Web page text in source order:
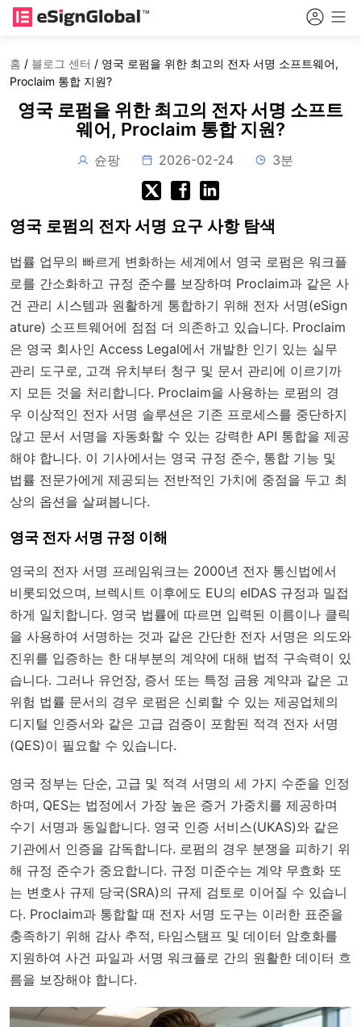
홈 / 블로그 센터 / 영국 로펌을 위한 최고의 전자 서명 소프트웨어,
Proclaim 통합 지원?
영국 로펌을 위한 최고의 전자 서명 소프트
웨어, Proclaim 통합 지원?
슌팡 2026-02-24 3분
영국 로펌의 전자 서명 요구 사항 탐색
법률 업무의 빠르게 변화하는 세계에서 영국 로펌은 워크플
로를 간소화하고 규정 준수를 보장하며 Proclaim과 같은 사
건 관리 시스템과 원활하게 통합하기 위해 전자 서명(eSign
ature) 소프트웨어에 점점 더 의존하고 있습니다. Proclaim
은 영국 회사인 Access Legal에서 개발한 인기 있는 실무
관리 도구로, 고객 유치부터 청구 및 문서 관리에 이르기까
지 모든 것을 처리합니다. Proclaim을 사용하는 로펌의 경
우 이상적인 전자 서명 솔루션은 기존 프로세스를 중단하지
않고 문서 서명을 자동화할 수 있는 강력한 API 통합을 제공
해야 합니다. 이 기사에서는 영국 규정 준수, 통합 기능 및
법률 전문가에게 제공되는 전반적인 가치에 중점을 두고 최
상의 옵션을 살펴봅니다.
영국 전자 서명 규정 이해
영국의 전자 서명 프레임워크는 2000년 전자 통신법에서
비롯되었으며, 브렉시트 이후에도 EU의 eIDAS 규정과 밀접
하게 일치합니다. 영국 법률에 따르면 입력된 이름이나 클릭
을 사용하여 서명하는 것과 같은 간단한 전자 서명은 의도와
진위를 입증하는 한 대부분의 계약에 대해 법적 구속력이 있
습니다. 그러나 유언장, 증서 또는 특정 금융 계약과 같은 고
위험 법률 문서의 경우 로펌은 신뢰할 수 있는 제공업체의
디지털 인증서와 같은 고급 검증이 포함된 적격 전자 서명
(QES)이 필요할 수 있습니다.
영국 정부는 단순, 고급 및 적격 서명의 세 가지 수준을 인정
하며, QES는 법정에서 가장 높은 증거 가중치를 제공하며
수기 서명과 동일합니다. 영국 인증 서비스(UKAS)와 같은
기관에서 인증을 감독합니다. 로펌의 경우 분쟁을 피하기 위
해 규정 준수가 중요합니다. 규정 미준수는 계약 무효화 또
는 변호사 규제 당국(SRA)의 규제 검토로 이어질 수 있습니
다. Proclaim과 통합할 때 전자 서명 도구는 이러한 표준을
충족하기 위해 감사 추적, 타임스탬프 및 데이터 암호화를
지원하여 사건 파일과 서명 워크플로 간의 원활한 데이터 흐
름을 보장해야 합니다.